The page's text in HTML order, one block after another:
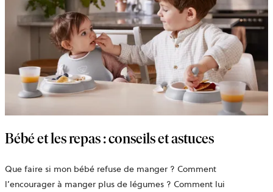
Bébé et les repas : conseils et astuces
Que faire si mon bébé refuse de manger ? Comment
l’encourager à manger plus de légumes ? Comment lui